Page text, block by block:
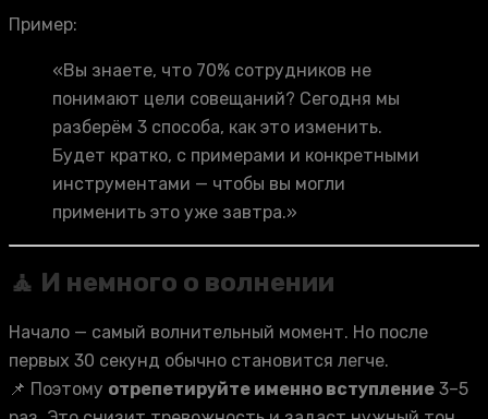
Пример:
«Вы знаете, что 70% сотрудников не
понимают цели совещаний? Сегодня мы
разберём 3 способа, как это изменить.
Будет кратко, с примерами и конкретными
инструментами — чтобы вы могли
применить это уже завтра.»
🧘 И немного о волнении
Начало — самый волнительный момент. Но после
первых 30 секунд обычно становится легче.
📌 Поэтому отрепетируйте именно вступление 3–5